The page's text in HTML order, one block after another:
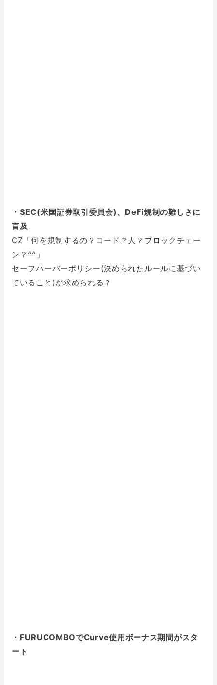
・SEC(米国証券取引委員会)、DeFi規制の難しさに
言及
CZ「何を規制するの？コード？人？ブロックチェー
ン？^^」
セーフハーバーポリシー(決められたルールに基づい
ていること)が求められる？
・FURUCOMBOでCurve使用ボーナス期間がスタ
ート